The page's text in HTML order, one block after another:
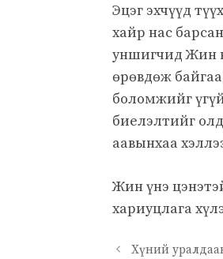
Эцэг эхчүүд
хайр нас
уншигчид Жин
өрөвдөж
боломжийг
биелэлтийг
аавынхаа
Жин үнэ
хариуцлага
Хүний